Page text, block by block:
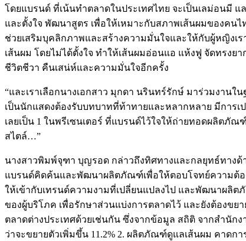
โดยแบรนด์ ที่เน้นทำตลาดในประเทศไทย จะเป็นเลม่อนมี แ
และตั้งใจ พัฒนาสูตร เพื่อให้เหมาะกับสภาพเส้นผมของคน
ช่วยเสริมบุคลิกภาพและสร้างความมั่นใจและให้กับผู้หญิงเ
เส้นผม โดยไม่ได้ตั้งใจ ทำให้เส้นผมอ่อนแอ แห้งฟู จัดทรงย
ชีวิตชีวา คืนเสน่ห์และความมั่นใจอีกครั้ง
“และเราเลือกนางเอกสาว มุกดา นรินทร์รักษ์ มาร่วมงาน
เป็นนักแสดงต้องรับบทบาทที่ท้าทายและหลากหลาย มีการ
เลยเป็น 1 ในพรีเซนเตอร์ ที่แบรนด์ไว้ใจให้ถ่ายทอดผลิต
สไตล์…”
นางสาวพิมพ์จุฑา บุญรอด กล่าวถึงทิศทางและกลยุทธ์ทางด้
แบรนด์คิดค้นและพัฒนาผลิตภัณฑ์เพื่อให้ตอบโจทย์ความต้อ
ให้เข้ากับเทรนด์ความงามที่เปลี่ยนแปลงไป และพัฒนาผลิ
ของผู้บริโภค เพื่อรักษาส่วนแบ่งการตลาดไว้ และยังต้องข
ตลาดต่างประเทศด้วยเช่นกัน ซึ่งจากข้อมูล สถิติ จากสำนั
ว่าจะขยายตัวเพิ่มขึ้น 11.2% 2. ผลิตภัณฑ์ดูแลเส้นผม คาดก